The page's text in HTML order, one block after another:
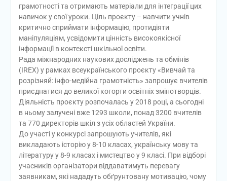
грамотності та отримають матеріали для інтеграції цих
навичок у свої уроки. Ціль проєкту – навчити учнів
критично сприймати інформацію, протидіяти
маніпуляціям, усвідомити цінність високоякісної
інформації в контексті шкільної освіти.
Рада міжнародних наукових досліджень та обмінів
(IREX) у рамках всеукраїнського проєкту «Вивчай та
розрізняй: інфо-медійна грамотність» запрошує вчителів
приєднатися до великої когорти освітніх змінотворців.
Діяльність проєкту розпочалась у 2018 році, а сьогодні
в ньому залучені вже 1293 школи, понад 3200 вчителів
та 770 директорів шкіл з усіх областей України.
До участі у конкурсі запрошують учителів, які
викладають історію у 8-10 класах, українську мову та
літературу у 8-9 класах і мистецтво у 9 класі. При відборі
учасників організатори віддаватимуть перевагу
заявникам, які нададуть обґрунтовану мотивацію, чому